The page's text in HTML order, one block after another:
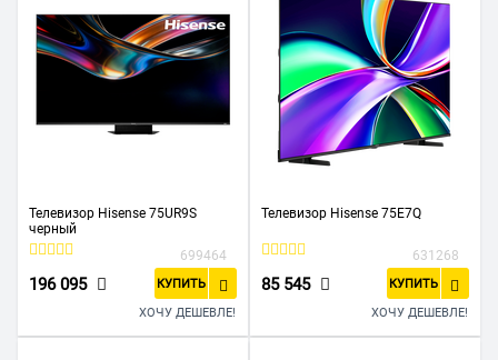
Телевизор Hisense 75UR9S
черный
699464
196 095 КУПИТЬ
ХОЧУ ДЕШЕВЛЕ!
Телевизор Hisense 75E7Q
631268
85 545 КУПИТЬ
ХОЧУ ДЕШЕВЛЕ!